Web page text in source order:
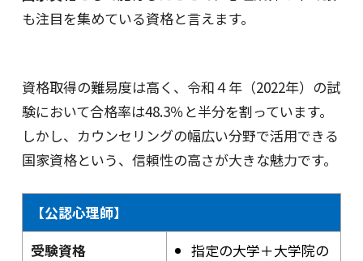
も注目を集めている資格と言えます。
資格取得の難易度は高く、令和４年（2022年）の試
験において合格率は48.3％と半分を割っています。
しかし、カウンセリングの幅広い分野で活用できる
国家資格という、信頼性の高さが大きな魅力です。
【公認心理師】
受験資格
指定の大学＋大学院の